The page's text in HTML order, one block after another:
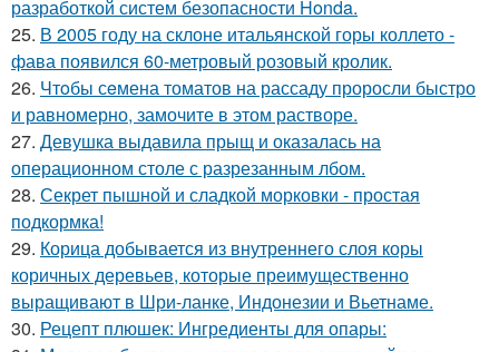
разработкой систем безопасности Honda.
25. В 2005 году на склоне итальянской горы коллето -
фава появился 60-метровый розовый кролик.
26. Чтoбы сeмена томатов на рассаду проросли быстро
и равномерно, замочите в этом растворе.
27. Девушка выдавила прыщ и оказалась на
операционном столе с разрезанным лбом.
28. Секрет пышной и сладкой морковки - простая
подкормка!
29. Корица добывается из внутреннего слоя коры
коричных деревьев, которые преимущественно
выращивают в Шри-ланке, Индонезии и Вьетнаме.
30. Рецепт плюшек: Ингредиенты для опары: